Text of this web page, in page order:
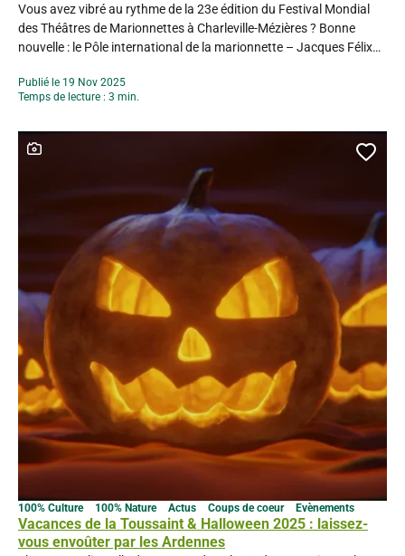
Vous avez vibré au rythme de la 23e édition du Festival Mondial
des Théâtres de Marionnettes à Charleville-Mézières ? Bonne
nouvelle : le Pôle international de la marionnette – Jacques Félix
boutique éphémère en ligne, ouverte du 17 novembre au 17
décembre.
Une idée...
Publié le 19 Nov 2025
Temps de lecture : 3 min.
Vacances de la Toussaint & Halloween 2025 : laissez-
vous envoûter par les Ardennes
100% Culture 100% Nature Actus Coups de coeur Evènements
Ce contenu contient une galerie photo